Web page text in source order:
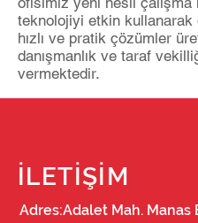
teknolojiyi etkin kullanarak
hızlı ve pratik çözümler
danışmanlık ve taraf
vermektedir.
İLETİŞİM
Adres:Adalet Mah. Manas